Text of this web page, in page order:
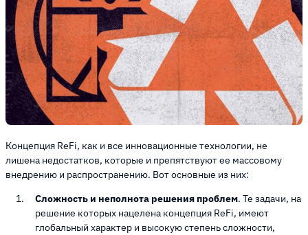
Концепция ReFi, как и все инновационные технологии, не
лишена недостатков, которые и препятствуют ее массовому
внедрению и распространению. Вот основные из них:
Сложность и неполнота решения проблем. Те задачи, на
решение которых нацелена концепция ReFi, имеют
глобальный характер и высокую степень сложности,